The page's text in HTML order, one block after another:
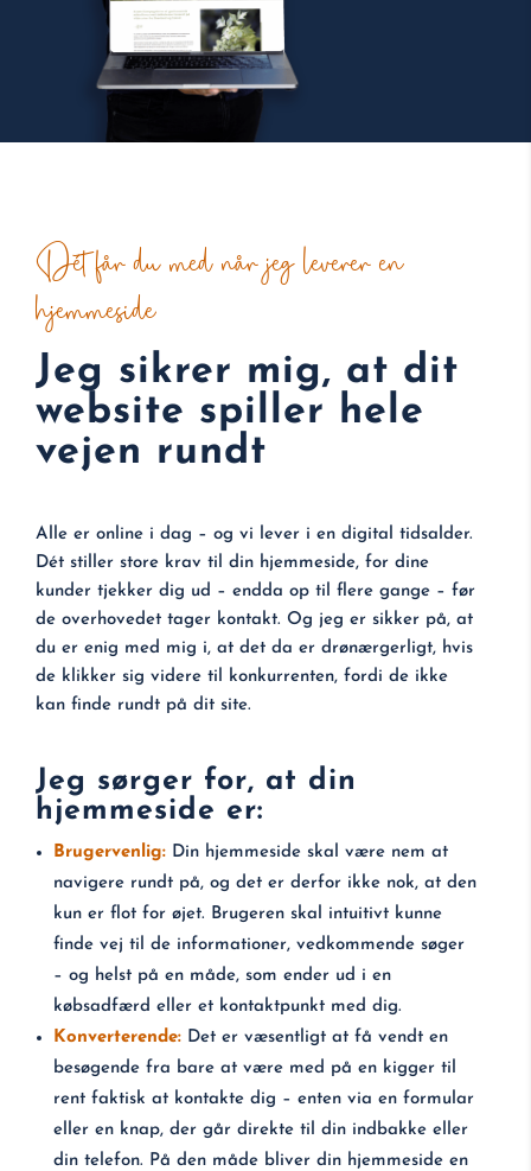
Dét får du med når jeg leverer en
hjemmeside
Jeg sikrer mig, at dit
website spiller hele
vejen rundt
Alle er online i dag – og vi lever i en digital tidsalder.
Dét stiller store krav til din hjemmeside, for dine
kunder tjekker dig ud – endda op til flere gange – før
de overhovedet tager kontakt. Og jeg er sikker på, at
du er enig med mig i, at det da er drønærgerligt, hvis
de klikker sig videre til konkurrenten, fordi de ikke
kan finde rundt på dit site.
Jeg sørger for, at din
hjemmeside er:
Brugervenlig: Din hjemmeside skal være nem at
navigere rundt på, og det er derfor ikke nok, at den
kun er flot for øjet. Brugeren skal intuitivt kunne
finde vej til de informationer, vedkommende søger
– og helst på en måde, som ender ud i en
købsadfærd eller et kontaktpunkt med dig.
Konverterende: Det er væsentligt at få vendt en
besøgende fra bare at være med på en kigger til
rent faktisk at kontakte dig – enten via en formular
eller en knap, der går direkte til din indbakke eller
din telefon. På den måde bliver din hjemmeside en